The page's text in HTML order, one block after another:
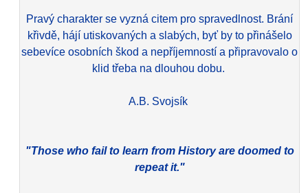
Pravý charakter se vyzná citem pro spravedlnost. Brání
křivdě, hájí utiskovaných a slabých, byť by to přinášelo
sebevíce osobních škod a nepříjemností a připravovalo o
klid třeba na dlouhou dobu.
A.B. Svojsík
"Those who fail to learn from History are doomed to
repeat it."